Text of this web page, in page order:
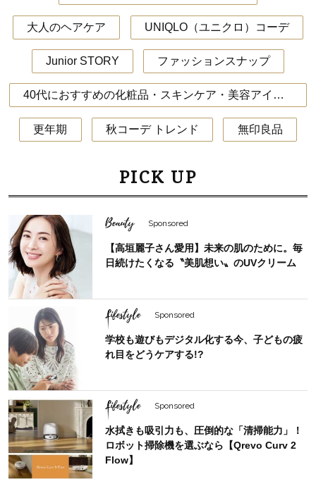
大人のヘアケア UNIQLO（ユニクロ）コーデ
Junior STORY ファッションスナップ
40代におすすめの化粧品・スキンケア・美容アイテム
更年期 秋コーデ トレンド 無印良品
PICK UP
Beauty Sponsored
【高垣麗子さん愛用】未来の肌のために。毎
日続けたくなる〝美肌想い〟のUVクリーム
Lifestyle Sponsored
学校も遊びもデジタル化する今、子どもの疲
れ目をどうケアする!?
Lifestyle Sponsored
水拭きも吸引力も、圧倒的な「清掃能力」！
ロボット掃除機を選ぶなら【Qrevo Curv 2
Flow】